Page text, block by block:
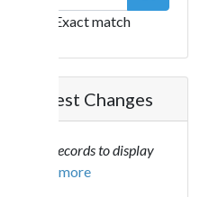
match
Changes
to display